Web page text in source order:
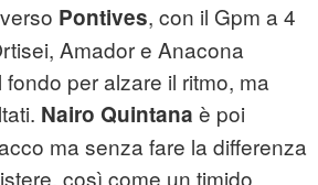
Pontives, con il Gpm a 4
Amador e Anacona
per alzare il ritmo, ma
Nairo Quintana è poi
ma senza fare la differenza
così come un timido